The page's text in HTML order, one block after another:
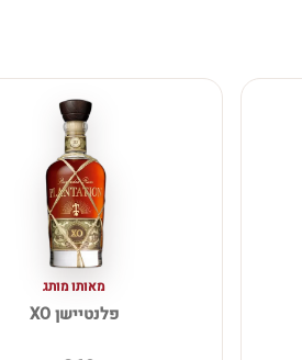
מאותו מותג
פלנטיישן XO